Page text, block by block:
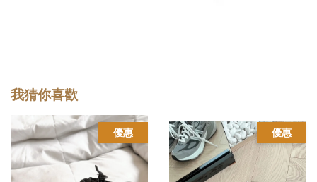
我猜你喜歡
優惠 優惠